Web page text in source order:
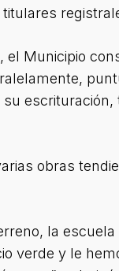
Municipio
obras
la
verde y le